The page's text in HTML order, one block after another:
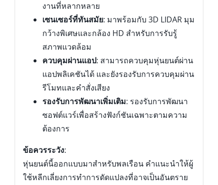
งานที่หลากหลาย
เซนเซอร์ที่ทันสมัย: มาพร้อมกับ 3D LIDAR มุม
กว้างพิเศษและกล้อง HD สำหรับการรับรู้
สภาพแวดล้อม
ควบคุมผ่านแอป: สามารถควบคุมหุ่นยนต์ผ่าน
แอปพลิเคชันได้ และยังรองรับการควบคุมผ่าน
รีโมทและคำสั่งเสียง
รองรับการพัฒนาเพิ่มเติม: รองรับการพัฒนา
ซอฟต์แวร์เพื่อสร้างฟังก์ชันเฉพาะตามความ
ต้องการ
ข้อควรระวัง:
หุ่นยนต์นี้ออกแบบมาสำหรับพลเรือน คำแนะนำให้ผู้
ใช้หลีกเลี่ยงการทำการดัดแปลงที่อาจเป็นอันตราย